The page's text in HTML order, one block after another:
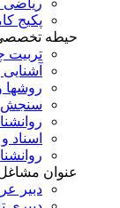
پکیج
حیطه
تربیت
روشها
سنجش
اسناد
عنوان
دبير